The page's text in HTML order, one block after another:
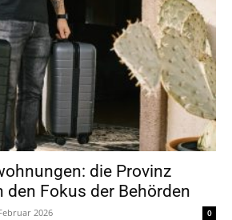
die Provinz
den Fokus der Behörden
2026 0